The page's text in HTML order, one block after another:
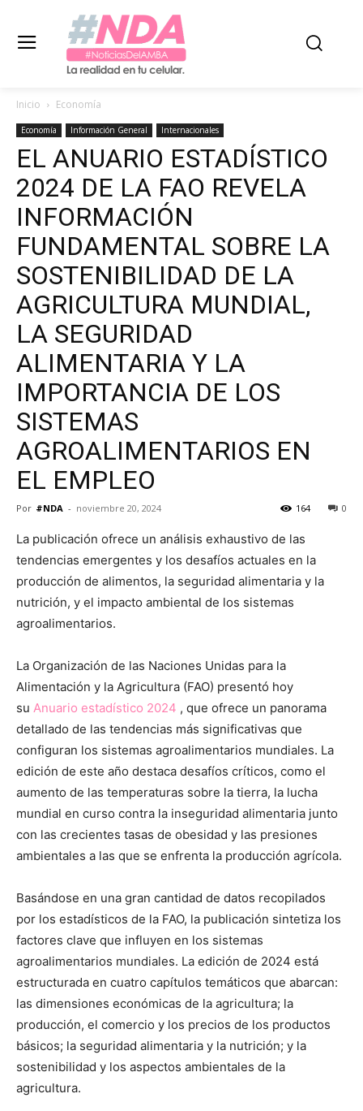
Inicio Economía
Economía Información General Internacionales
EL ANUARIO ESTADÍSTICO
2024 DE LA FAO REVELA
INFORMACIÓN
FUNDAMENTAL SOBRE LA
SOSTENIBILIDAD DE LA
AGRICULTURA MUNDIAL,
LA SEGURIDAD
ALIMENTARIA Y LA
IMPORTANCIA DE LOS
SISTEMAS
AGROALIMENTARIOS EN
EL EMPLEO
Por #NDA - noviembre 20, 2024 0
164
La publicación ofrece un análisis exhaustivo de las
tendencias emergentes y los desafíos actuales en la
producción de alimentos, la seguridad alimentaria y la
nutrición, y el impacto ambiental de los sistemas
agroalimentarios.
La Organización de las Naciones Unidas para la
Alimentación y la Agricultura (FAO) presentó hoy
su Anuario estadístico 2024 , que ofrece un panorama
detallado de las tendencias más significativas que
configuran los sistemas agroalimentarios mundiales. La
edición de este año destaca desafíos críticos, como el
aumento de las temperaturas sobre la tierra, la lucha
mundial en curso contra la inseguridad alimentaria junto
con las crecientes tasas de obesidad y las presiones
ambientales a las que se enfrenta la producción agrícola.
Basándose en una gran cantidad de datos recopilados
por los estadísticos de la FAO, la publicación sintetiza los
factores clave que influyen en los sistemas
agroalimentarios mundiales. La edición de 2024 está
estructurada en cuatro capítulos temáticos que abarcan:
las dimensiones económicas de la agricultura; la
producción, el comercio y los precios de los productos
básicos; la seguridad alimentaria y la nutrición; y la
sostenibilidad y los aspectos ambientales de la
agricultura.